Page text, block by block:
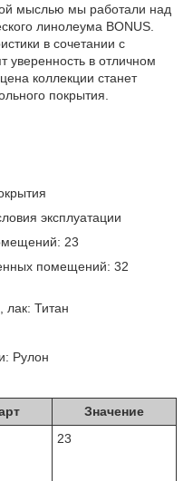
мыслью мы работали над
линолеума BONUS.
в сочетании с
уверенность в отличном
коллекции станет
покрытия.
эксплуатации
23
помещений: 32
лак: Титан
Рулон
Значение
23